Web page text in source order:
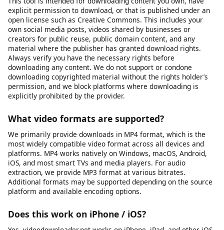
perangkat Anda.
Apakah pengunduh video aman digunakan?
Ya, alat kami 100% aman digunakan. Kami tidak menyimpan
file yang Anda unduh di server kami.
Is it legal to download videos for personal use?
This tool is intended for downloading content you own, have
open license such as Creative Commons. This includes your
own social media posts, videos shared by businesses or
creators for public reuse, public domain content, and any
material where the publisher has granted download rights.
Always verify you have the necessary rights before
downloading any content. We do not support or condone
downloading copyrighted material without the rights holder’s
permission, and we block platforms where downloading is
explicitly prohibited by the provider.
What video formats are supported?